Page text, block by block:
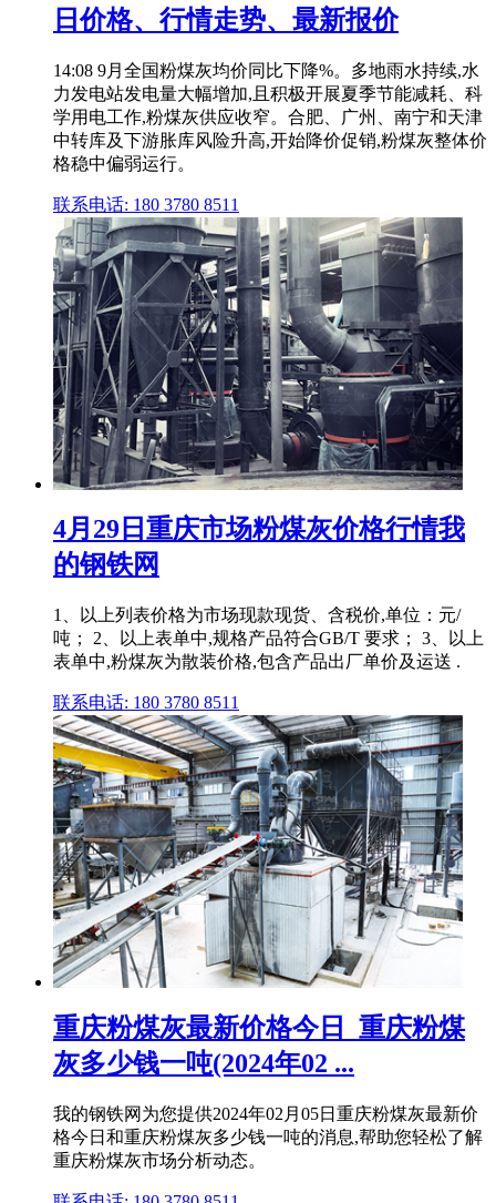
日价格、行情走势、最新报价
14:08 9月全国粉煤灰均价同比下降%。多地雨水持续,水
力发电站发电量大幅增加,且积极开展夏季节能减耗、科
学用电工作,粉煤灰供应收窄。合肥、广州、南宁和天津
中转库及下游胀库风险升高,开始降价促销,粉煤灰整体价
格稳中偏弱运行。
联系电话: 180 3780 8511
4月29日重庆市场粉煤灰价格行情我
的钢铁网
1、以上列表价格为市场现款现货、含税价,单位：元/
吨； 2、以上表单中,规格产品符合GB/T 要求； 3、以上
表单中,粉煤灰为散装价格,包含产品出厂单价及运送 .
联系电话: 180 3780 8511
重庆粉煤灰最新价格今日_重庆粉煤
灰多少钱一吨(2024年02 ...
我的钢铁网为您提供2024年02月05日重庆粉煤灰最新价
格今日和重庆粉煤灰多少钱一吨的消息,帮助您轻松了解
重庆粉煤灰市场分析动态。